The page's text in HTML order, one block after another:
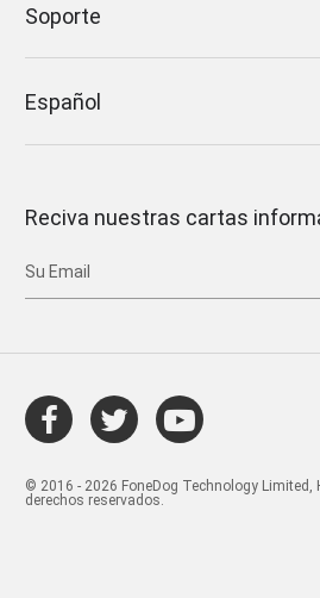
Soporte
Español
Reciva nuestras cartas
© 2016 - 2026 FoneDog Technology Limited,
derechos reservados.